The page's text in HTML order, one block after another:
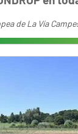
de La Vía